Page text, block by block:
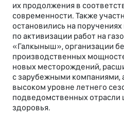
их продолжения в
современности. Также
остановились на
по активизации работ на
«Галкыныш», организации
производственных
новых месторождений,
с зарубежными компаниями,
высоком уровне летнего
подведомственных отрасли
здоровья.